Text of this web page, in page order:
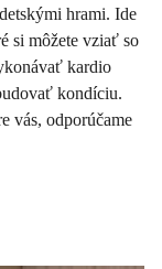
hrami. Ide
si môžete vziať so
kardio
kondíciu.
vás, odporúčame